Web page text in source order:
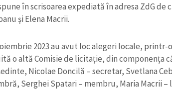
în scrisoarea expediată în adresa ZdG de
și Elena Macrii.
2023 au avut loc alegeri locale, printr-
o altă Comisie de licitație, din componența
Nicolae Doncilă – secretar, Svetlana
Serghei Spatari – membru, Maria Macrii –
Mesajul știrei